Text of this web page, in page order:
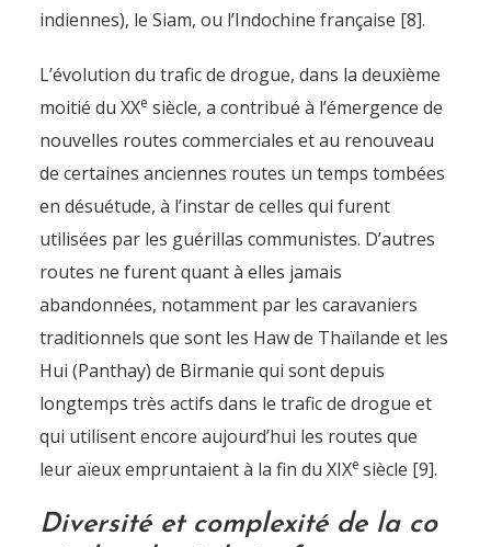
indiennes), le Siam, ou l’Indochine française [8].
L’évolution du trafic de drogue, dans la deuxième
moitié du XXe siècle, a contribué à l’émergence de
nouvelles routes commerciales et au renouveau
de certaines anciennes routes un temps tombées
en désuétude, à l’instar de celles qui furent
utilisées par les guérillas communistes. D’autres
routes ne furent quant à elles jamais
abandonnées, notamment par les caravaniers
traditionnels que sont les Haw de Thaïlande et les
Hui (Panthay) de Birmanie qui sont depuis
longtemps très actifs dans le trafic de drogue et
qui utilisent encore aujourd’hui les routes que
leur aïeux empruntaient à la fin du XIXe siècle [9].
Diversité et complexité de la co